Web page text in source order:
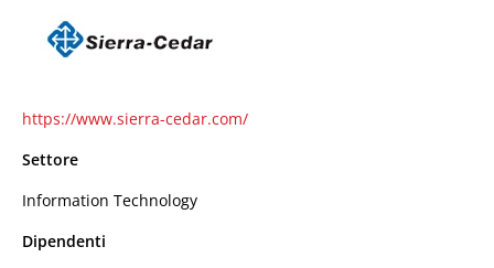
https://www.sierra-cedar.com/
Settore
Information Technology
Dipendenti